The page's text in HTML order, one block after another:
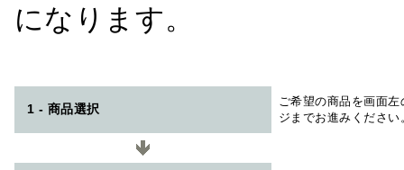
になります。
1 - 商品選択
ご希望の商品を画面
ジまでお進みください